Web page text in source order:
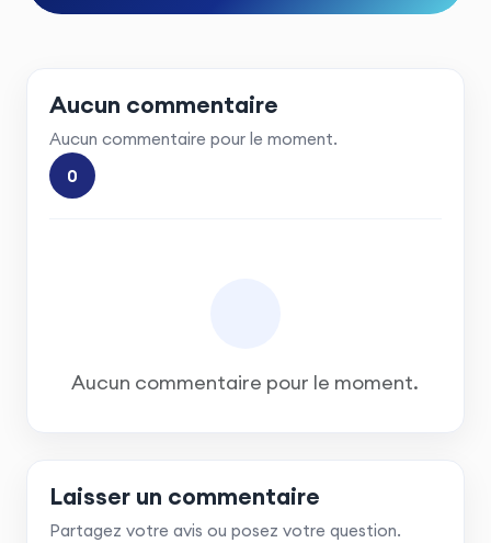
Aucun commentaire
Aucun commentaire pour le moment.
0
Aucun commentaire pour le moment.
Laisser un commentaire
Partagez votre avis ou posez votre question.